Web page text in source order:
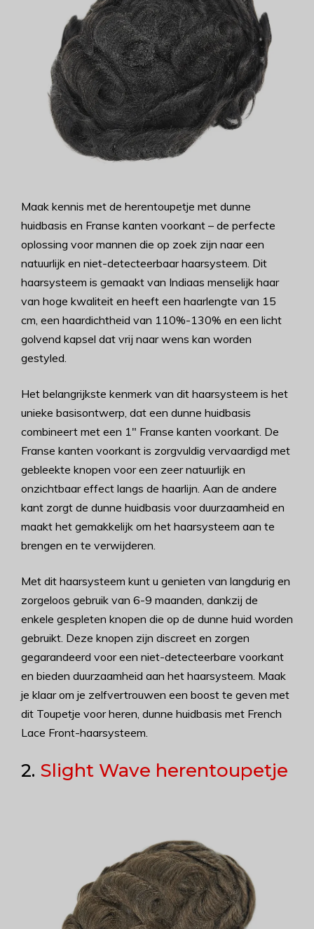
Maak kennis met de herentoupetje met dunne
huidbasis en Franse kanten voorkant – de perfecte
oplossing voor mannen die op zoek zijn naar een
natuurlijk en niet-detecteerbaar haarsysteem. Dit
haarsysteem is gemaakt van Indiaas menselijk haar
van hoge kwaliteit en heeft een haarlengte van 15
cm, een haardichtheid van 110%-130% en een licht
golvend kapsel dat vrij naar wens kan worden
gestyled.
Het belangrijkste kenmerk van dit haarsysteem is het
unieke basisontwerp, dat een dunne huidbasis
combineert met een 1″ Franse kanten voorkant. De
Franse kanten voorkant is zorgvuldig vervaardigd met
gebleekte knopen voor een zeer natuurlijk en
onzichtbaar effect langs de haarlijn. Aan de andere
kant zorgt de dunne huidbasis voor duurzaamheid en
maakt het gemakkelijk om het haarsysteem aan te
brengen en te verwijderen.
Met dit haarsysteem kunt u genieten van langdurig en
zorgeloos gebruik van 6-9 maanden, dankzij de
enkele gespleten knopen die op de dunne huid worden
gebruikt. Deze knopen zijn discreet en zorgen
gegarandeerd voor een niet-detecteerbare voorkant
en bieden duurzaamheid aan het haarsysteem. Maak
je klaar om je zelfvertrouwen een boost te geven met
dit Toupetje voor heren, dunne huidbasis met French
Lace Front-haarsysteem.
2. Slight Wave herentoupetje